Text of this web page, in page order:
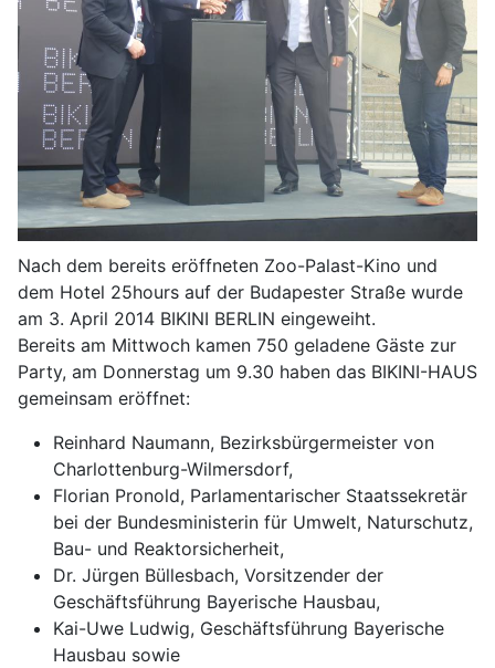
Nach dem bereits eröffneten Zoo-Palast-Kino und
dem Hotel 25hours auf der Budapester Straße wurde
am 3. April 2014 BIKINI BERLIN eingeweiht.
Bereits am Mittwoch kamen 750 geladene Gäste zur
Party, am Donnerstag um 9.30 haben das BIKINI-HAUS
gemeinsam eröffnet:
Reinhard Naumann, Bezirksbürgermeister von
Charlottenburg-Wilmersdorf,
Florian Pronold, Parlamentarischer Staatssekretär
bei der Bundesministerin für Umwelt, Naturschutz,
Bau- und Reaktorsicherheit,
Dr. Jürgen Büllesbach, Vorsitzender der
Geschäftsführung Bayerische Hausbau,
Kai-Uwe Ludwig, Geschäftsführung Bayerische
Hausbau sowie